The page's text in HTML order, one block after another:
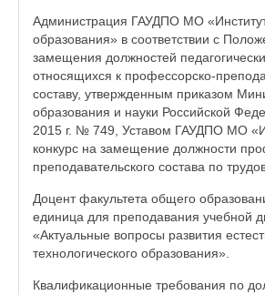
Администрация ГАУДПО МО
образования» в соответствии с
замещения должностей
относящихся к профессорско-
составу, утвержденным приказом
образования и науки Российской
2015 г. № 749, Уставом ГАУДПО МО
конкурс на замещение должности
преподавательского состава по
Доцент факультета общего
единица для преподавания учебной
«Актуальные вопросы развития
технологического образования».
Квалификационные требования по